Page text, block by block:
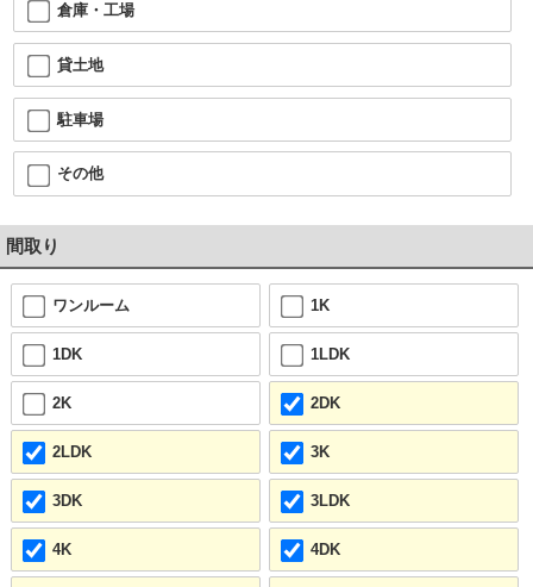
倉庫・工場
貸土地
駐車場
その他
間取り
ワンルーム 1K
1DK 1LDK
2K 2DK
2LDK 3K
3DK 3LDK
4K 4DK